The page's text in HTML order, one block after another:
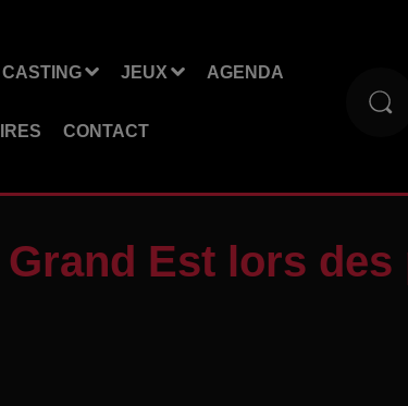
CASTING JEUX AGENDA
CONTACT
Est lors